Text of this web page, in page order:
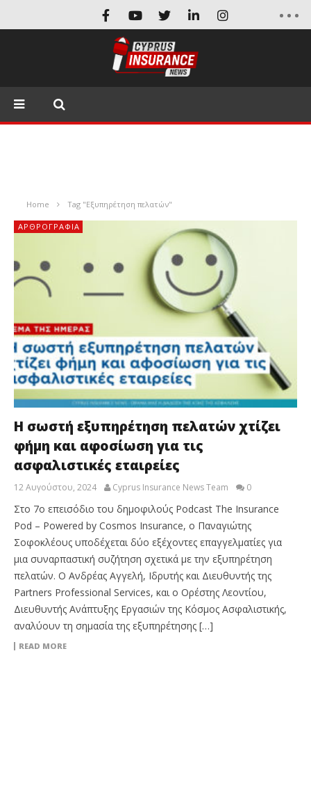
Home Tag "Εξυπηρέτηση πελατών"
ΑΡΘΡΟΓΡΑΦΊΑ
Η σωστή εξυπηρέτηση πελατών χτίζει
φήμη και αφοσίωση για τις
ασφαλιστικές εταιρείες
12 Αυγούστου, 2024 Cyprus Insurance News Team 0
Στο 7ο επεισόδιο του δημοφιλούς Podcast The Insurance
Pod – Powered by Cosmos Insurance, ο Παναγιώτης
Σοφοκλέους υποδέχεται δύο εξέχοντες επαγγελματίες για
μια συναρπαστική συζήτηση σχετικά με την εξυπηρέτηση
πελατών. Ο Ανδρέας Αγγελή, Ιδρυτής και Διευθυντής της
Partners Professional Services, και ο Ορέστης Λεοντίου,
Διευθυντής Ανάπτυξης Εργασιών της Κόσμος Ασφαλιστικής,
αναλύουν τη σημασία της εξυπηρέτησης […]
READ MORE